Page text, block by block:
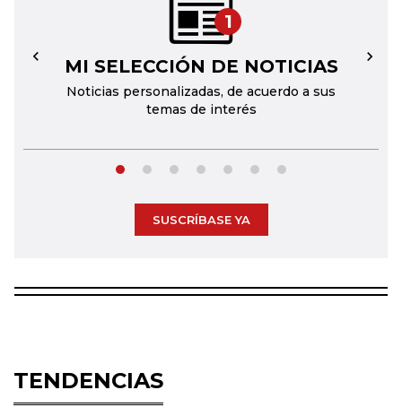
1
MI SELECCIÓN DE NOTICIAS
Noticias personalizadas, de acuerdo a sus
temas de interés
← →
SUSCRÍBASE YA
TENDENCIAS